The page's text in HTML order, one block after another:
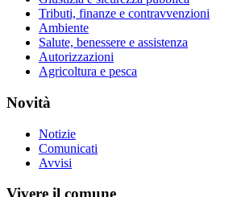
Tributi, finanze e contravvenzioni
Ambiente
Salute, benessere e assistenza
Autorizzazioni
Agricoltura e pesca
Novità
Notizie
Comunicati
Avvisi